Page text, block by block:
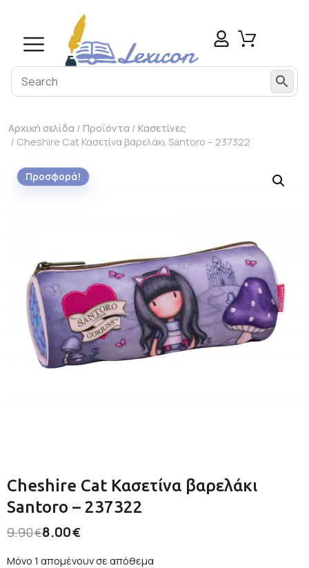
Αρχική σελίδα / Προϊόντα / Κασετίνες
/ Cheshire Cat Κασετίνα βαρελάκι Santoro – 237322
Προσφορά!
Cheshire Cat Κασετίνα βαρελάκι
Santoro – 237322
9.90€8.00€
Μόνο 1 απομένουν σε απόθεμα